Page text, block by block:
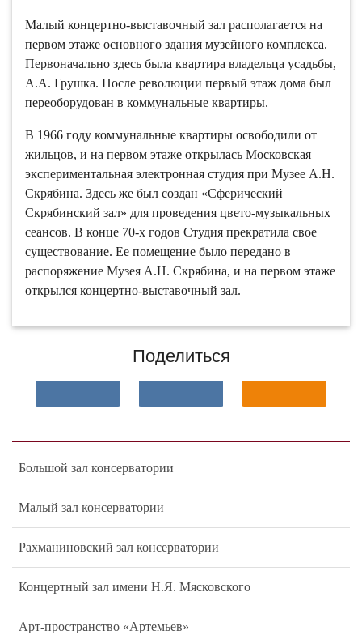
Малый концертно-выставочный зал располагается на
первом этаже основного здания музейного комплекса.
Первоначально здесь была квартира владельца усадьбы,
А.А. Грушка. После революции первый этаж дома был
переоборудован в коммунальные квартиры.
В 1966 году коммунальные квартиры освободили от
жильцов, и на первом этаже открылась Московская
экспериментальная электронная студия при Музее А.Н.
Скрябина. Здесь же был создан «Сферический
Скрябинский зал» для проведения цвето-музыкальных
сеансов. В конце 70-х годов Студия прекратила свое
существование. Ее помещение было передано в
распоряжение Музея А.Н. Скрябина, и на первом этаже
открылся концертно-выставочный зал.
Поделиться
Большой зал консерватории
Малый зал консерватории
Рахманиновский зал консерватории
Концертный зал имени Н.Я. Мясковского
Арт-пространство «Артемьев»